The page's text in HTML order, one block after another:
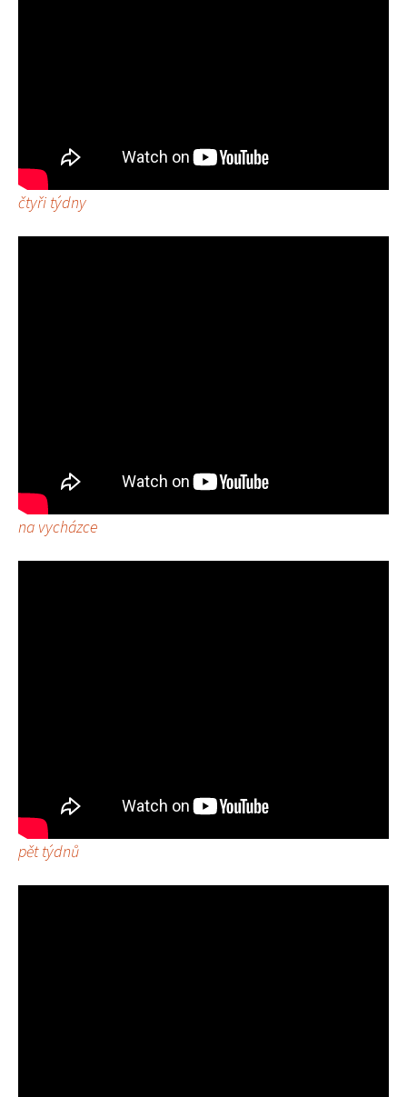
čtyři týdny
na vycházce
pět týdnů